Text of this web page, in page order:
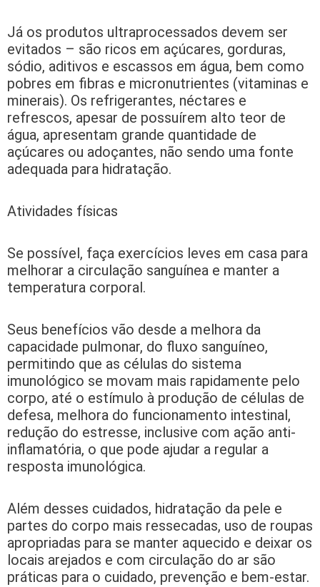
Já os produtos ultraprocessados devem ser
evitados – são ricos em açúcares, gorduras,
sódio, aditivos e escassos em água, bem como
pobres em fibras e micronutrientes (vitaminas e
minerais). Os refrigerantes, néctares e
refrescos, apesar de possuírem alto teor de
água, apresentam grande quantidade de
açúcares ou adoçantes, não sendo uma fonte
adequada para hidratação.
Atividades físicas
Se possível, faça exercícios leves em casa para
melhorar a circulação sanguínea e manter a
temperatura corporal.
Seus benefícios vão desde a melhora da
capacidade pulmonar, do fluxo sanguíneo,
permitindo que as células do sistema
imunológico se movam mais rapidamente pelo
corpo, até o estímulo à produção de células de
defesa, melhora do funcionamento intestinal,
redução do estresse, inclusive com ação anti-
inflamatória, o que pode ajudar a regular a
resposta imunológica.
Além desses cuidados, hidratação da pele e
partes do corpo mais ressecadas, uso de roupas
apropriadas para se manter aquecido e deixar os
locais arejados e com circulação do ar são
práticas para o cuidado, prevenção e bem-estar.